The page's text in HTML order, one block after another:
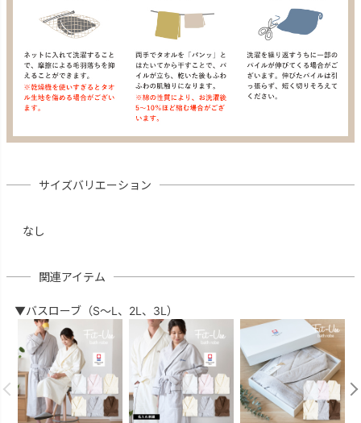
サイズバリエーション
なし
関連アイテム
▼バスローブ（S～L、2L、3L）